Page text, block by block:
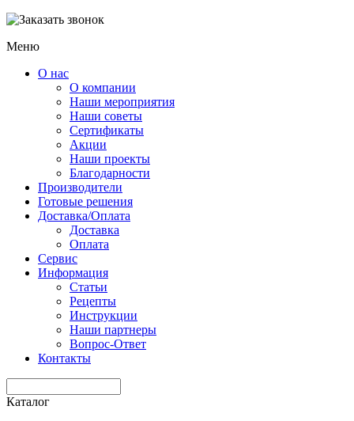
Меню
О нас
О компании
Наши мероприятия
Наши советы
Сертификаты
Акции
Наши проекты
Благодарности
Производители
Готовые решения
Доставка/Оплата
Доставка
Оплата
Сервис
Информация
Статьи
Рецепты
Инструкции
Наши партнеры
Вопрос-Ответ
Контакты
Каталог